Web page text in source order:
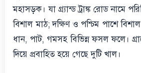
মহাসড়ক। যা গ্র্যান্ড ট্রাঙ্ক রোড নামে
বিশাল মাঠ; দক্ষিণ ও পশ্চিম পাশে
ধান, পাট, গমসহ বিভিন্ন ফসল ফলে।
দিয়ে প্রবাহিত হয়ে গেছে দুটি খাল।